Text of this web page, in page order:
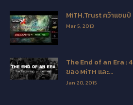
MiTH.Trust คว้าแชมป์
Mar 5, 2013
The End of an Era :
ของ MiTH และ...
Jan 20, 2015